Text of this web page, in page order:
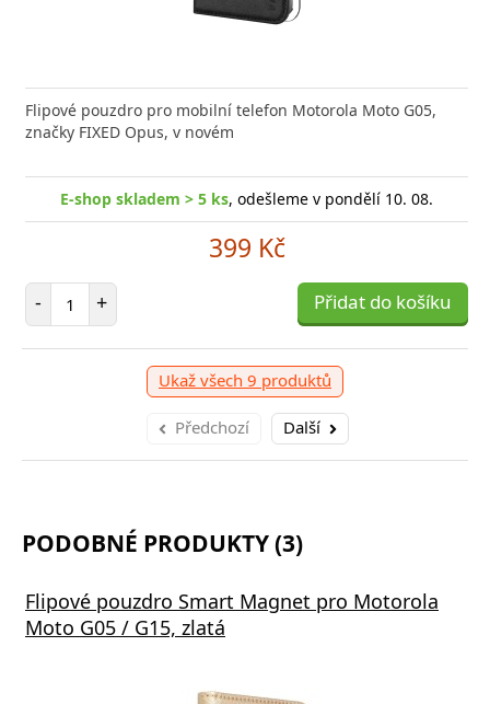
Flipové pouzdro pro mobilní telefon Motorola Moto G05,
značky FIXED Opus, v novém
E-shop skladem > 5 ks, odešleme v pondělí 10. 08.
399 Kč
- Počet položek
+ Přidat do košíku
Ukaž všech 9 produktů
Předchozí Další
PODOBNÉ PRODUKTY (3)
Flipové pouzdro Smart Magnet pro Motorola
Moto G05 / G15, zlatá